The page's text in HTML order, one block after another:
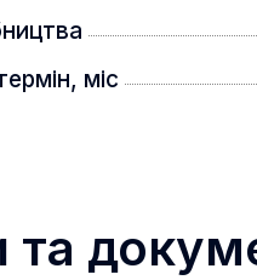
напрямок ІЧ
міс